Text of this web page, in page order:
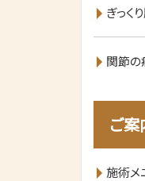
ぎっく
関節の
ご案
施術メ